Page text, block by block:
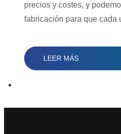
precios y costes, y
fabricación para que cada
LEER MÁS